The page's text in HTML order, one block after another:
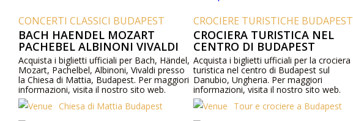
CONCERTI CLASSICI BUDAPEST
BACH HAENDEL MOZART
PACHEBEL ALBINONI VIVALDI
Acquista i biglietti ufficiali per Bach, Händel,
Mozart, Pachelbel, Albinoni, Vivaldi presso
la Chiesa di Mattia, Budapest. Per maggiori
informazioni, visita il nostro sito web.
Chiesa di Mattia Budapest
CROCIERE TURISTICHE BUDAPEST
CROCIERA TURISTICA NEL
CENTRO DI BUDAPEST
Acquista i biglietti ufficiali per la crociera
turistica nel centro di Budapest sul
Danubio, Ungheria. Per maggiori
informazioni, visita il nostro sito web.
Tour e crociere a Budapest